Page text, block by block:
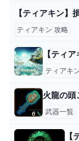
ティアキン 攻略
ティアキ
火龍の頭
武器一覧